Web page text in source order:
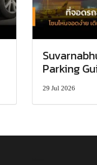
Parking
29 Jul 2026